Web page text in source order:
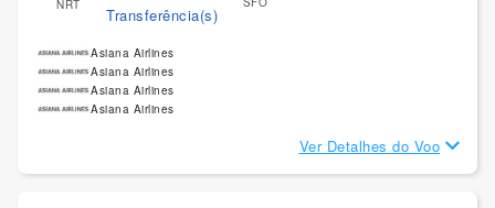
NRT
Transferência(s)
Asiana Airlines
Asiana Airlines
Asiana Airlines
Asiana Airlines
Ver Detalhes do Voo